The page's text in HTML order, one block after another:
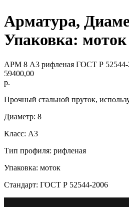
Арматура,
Упаковка: моток
АРМ 8 А3 рифленая ГОСТ Р 52544-
59400,00
р.
Прочный стальной пруток,
Диаметр: 8
Класс: А3
Тип профиля: рифленая
Упаковка: моток
Стандарт: ГОСТ Р 52544-2006